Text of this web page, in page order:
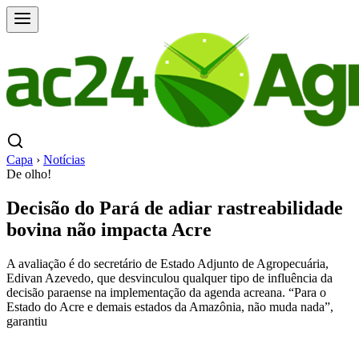
Capa › Notícias
De olho!
Decisão do Pará de adiar rastreabilidade
bovina não impacta Acre
A avaliação é do secretário de Estado Adjunto de Agropecuária,
Edivan Azevedo, que desvinculou qualquer tipo de influência da
decisão paraense na implementação da agenda acreana. “Para o
Estado do Acre e demais estados da Amazônia, não muda nada”,
garantiu